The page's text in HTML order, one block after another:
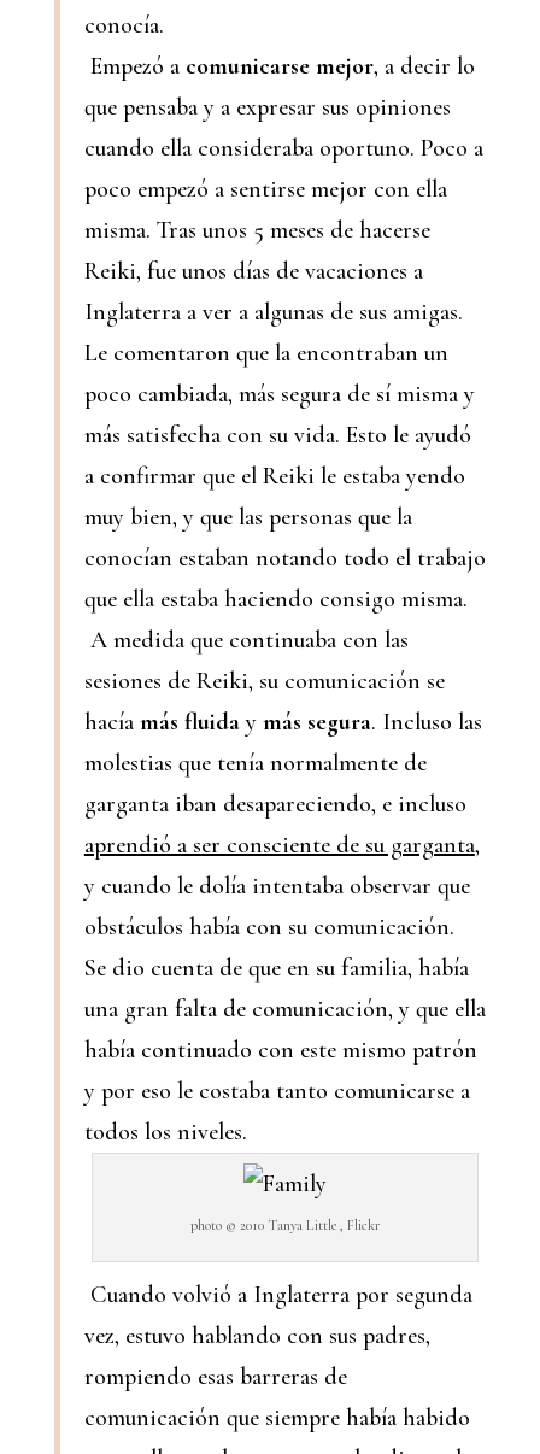
conocía.
Empezó a comunicarse mejor, a decir lo
que pensaba y a expresar sus opiniones
cuando ella consideraba oportuno. Poco a
poco empezó a sentirse mejor con ella
misma. Tras unos 5 meses de hacerse
Reiki, fue unos días de vacaciones a
Inglaterra a ver a algunas de sus amigas.
Le comentaron que la encontraban un
poco cambiada, más segura de sí misma y
más satisfecha con su vida. Esto le ayudó
a confirmar que el Reiki le estaba yendo
muy bien, y que las personas que la
conocían estaban notando todo el trabajo
que ella estaba haciendo consigo misma.
A medida que continuaba con las
sesiones de Reiki, su comunicación se
hacía más fluiday más segura. Incluso las
molestias que tenía normalmente de
garganta iban desapareciendo, e incluso
aprendió a ser consciente de su garganta,
y cuando le dolía intentaba observar que
obstáculos había con su comunicación.
Se dio cuenta de que en su familia, había
una gran falta de comunicación, y que ella
había continuado con este mismo patrón
y por eso le costaba tanto comunicarse a
todos los niveles.
photo © 2010 Tanya Little , Flickr
Cuando volvió a Inglaterra por segunda
vez, estuvo hablando con sus padres,
rompiendo esas barreras de
comunicación que siempre había habido